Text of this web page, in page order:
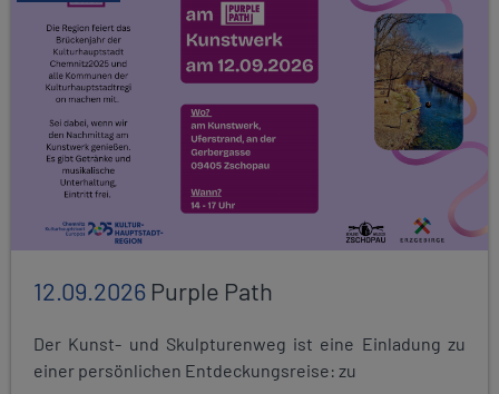
12.09.2026 Purple Path
Der Kunst- und Skulpturenweg ist eine Einladung zu
einer persönlichen Entdeckungsreise: zu